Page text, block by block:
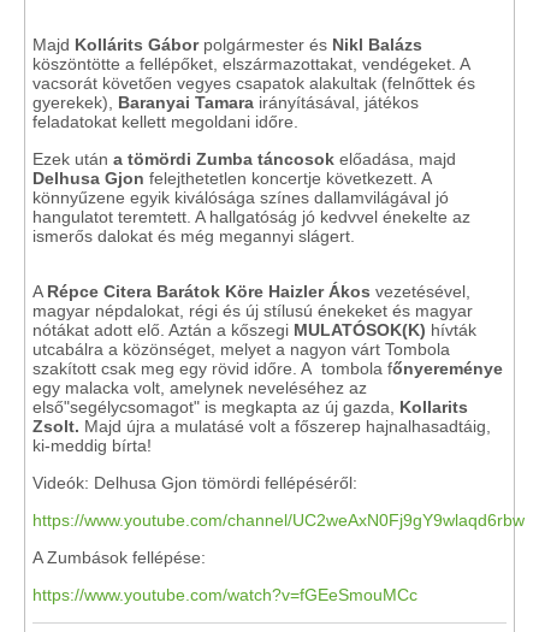
Majd Kollárits Gáborpolgármester és Nikl Balázs
köszöntötte a fellépőket, elszármazottakat, vendégeket. A
vacsorát követően vegyes csapatok alakultak (felnőttek és
gyerekek), Baranyai Tamara irányításával, játékos
feladatokat kellett megoldani időre.
Ezek után a tömördi Zumba táncosok előadása, majd
Delhusa Gjon felejthetetlen koncertje következett. A
könnyűzene egyik kiválósága színes dallamvilágával jó
hangulatot teremtett. A hallgatóság jó kedvvel énekelte az
ismerős dalokat és még megannyi slágert.
A Répce Citera Barátok Köre Haizler Ákos vezetésével,
magyar népdalokat, régi és új stílusú énekeket és magyar
nótákat adott elő. Aztán a kőszegi MULATÓSOK(K) hívták
utcabálra a közönséget, melyet a nagyon várt Tombola
szakított csak meg egy rövid időre. A tombola főnyereménye
egy malacka volt, amelynek neveléséhez az
első"segélycsomagot" is megkapta az új gazda, Kollarits
Zsolt. Majd újra a mulatásé volt a főszerep hajnalhasadtáig,
ki-meddig bírta!
Videók: Delhusa Gjon tömördi fellépéséről:
https://www.youtube.com/channel/UC2weAxN0Fj9gY9wlaqd6rbw
A Zumbások fellépése:
https://www.youtube.com/watch?v=fGEeSmouMCc